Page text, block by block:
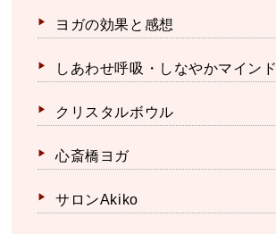
ヨガの効果と感想
しあわせ呼吸・しなやかマインド
クリスタルボウル
心斎橋ヨガ
サロンAkiko